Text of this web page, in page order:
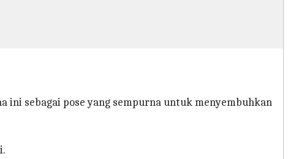
ini sebagai pose yang sempurna untuk menyembuhkan